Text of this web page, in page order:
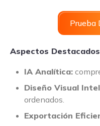
Prueba
Aspectos
IA Analítica:
Diseño Visual
ordenados.
Exportación